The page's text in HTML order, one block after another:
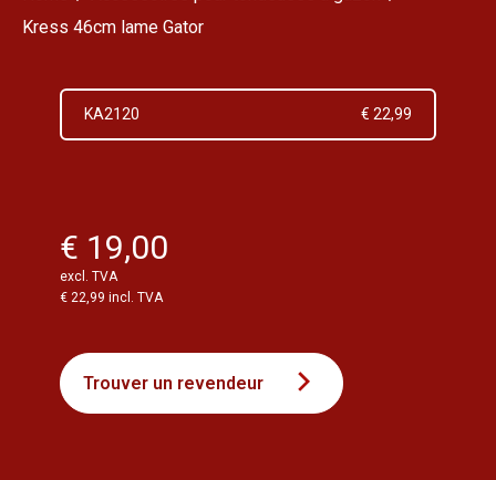
Kress 46cm lame Gator
KA2120 € 22,99
€ 19,00
excl. TVA
€ 22,99 incl. TVA
Trouver un revendeur